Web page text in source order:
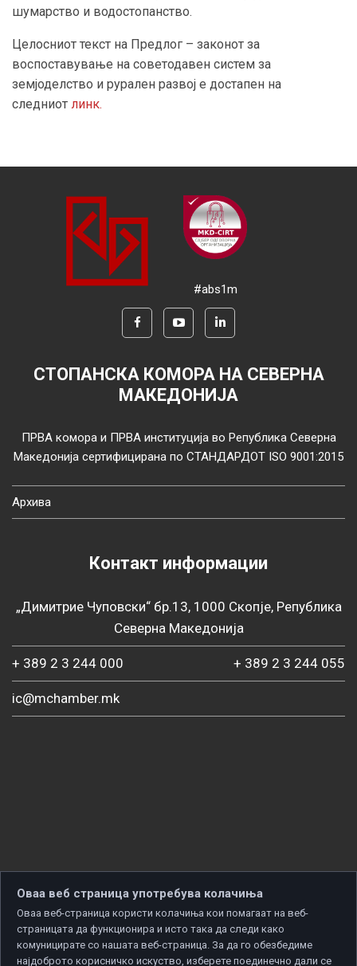
шумарство и водостопанство.
Целосниот текст на Предлог – законот за
воспоставување на советодавен систем за
земјоделство и рурален развој е достапен на
следниот линк.
#abs1m
СТОПАНСКА КОМОРА НА СЕВЕРНА
МАКЕДОНИЈА
ПРВА комора и ПРВА институција во Република Северна
Македонија сертифицирана по СТАНДАРДОТ ISO 9001:2015
Архива
Контакт информации
„Димитрие Чуповски“ бр.13, 1000 Скопје, Република
Северна Македонија
+ 389 2 3 244 000 + 389 2 3 244 055
ic@mchamber.mk
Оваа веб страница употребува колачиња
Оваа веб-страница користи колачиња кои помагаат на веб-
страницата да функционира и исто така да следи како
комуницирате со нашата веб-страница. За да го обезбедиме
најдоброто корисничко искуство, изберете поединечно дали се